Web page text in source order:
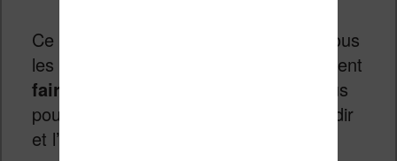
Ce document pourra donc intéresser tous
les curieux mais aussi ceux qui souhaitent
faire éditer un livre par Amazon
(vous
pouvez cliquer sur l’image pour l’agrandir
et l’ouvrir dans une nouvelle fenêtre) :